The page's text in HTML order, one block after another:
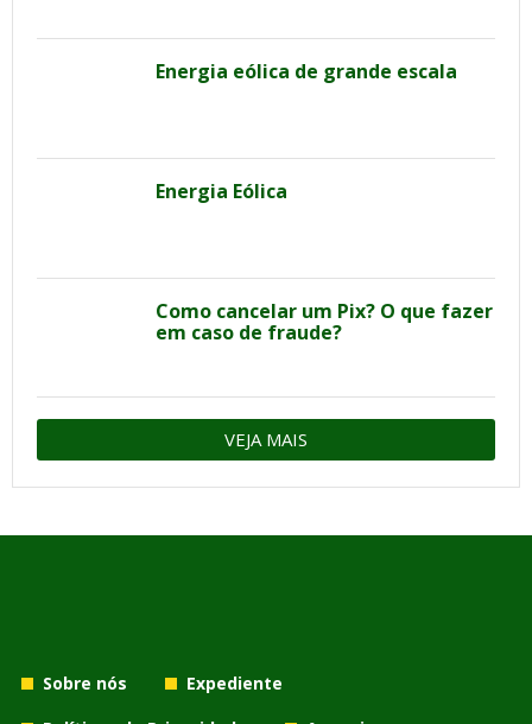
Energia eólica de grande escala
Energia Eólica
Como cancelar um Pix? O que fazer
em caso de fraude?
VEJA MAIS
Sobre nós
Expediente